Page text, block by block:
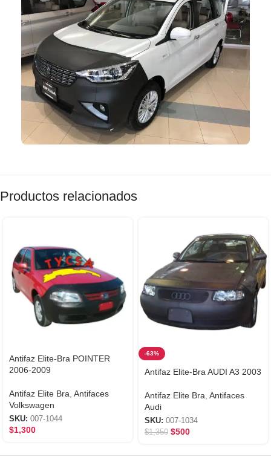
Productos relacionados
Antifaz Elite-Bra POINTER
2006-2009
Antifaz Elite Bra Antifaces
Volkswagen
SKU: 007-1044
$1,300
-63%
Antifaz Elite-Bra AUDI A3 2003
Antifaz Elite Bra Antifaces
Audi
SKU: 007-1034
$1,350 $500